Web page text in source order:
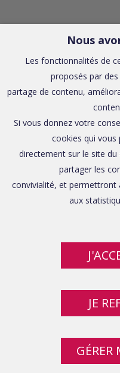
Affaires
Nous
Les fonctionnalités de
proposés par
partage de contenu,
Si vous donnez votre
cookies qui
directement sur le site
partager les
convivialité, et permettront
aux
JE
GÉRER